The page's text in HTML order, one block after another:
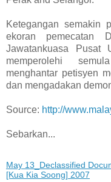
Ketegangan semakin
ekoran pemecatan
Jawatankuasa
memperolehi
menghantar petisyen
dan mengadakan
Source: http://
Sebarkan...
May 13_Declassified
[Kua Kia Soong] 2007